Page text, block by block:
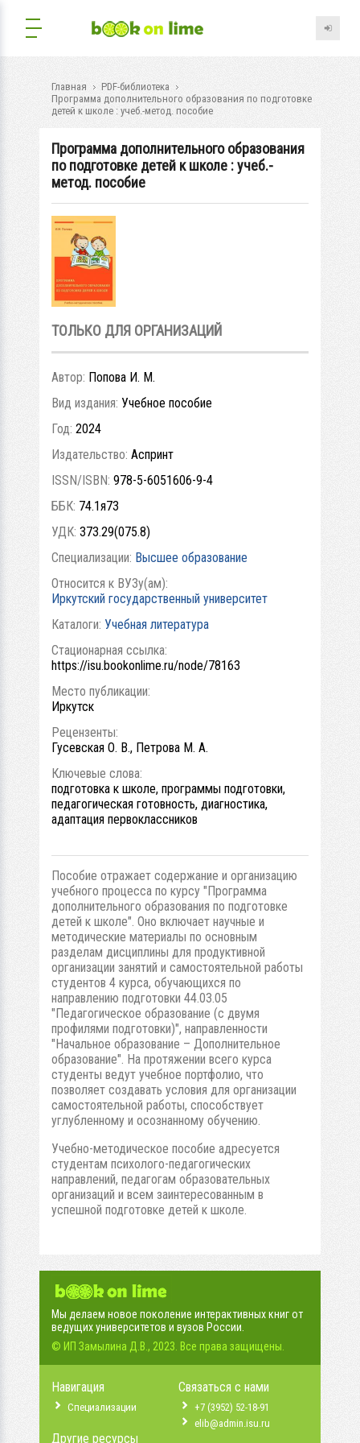
Главная
PDF-библиотека
Программа дополнительного образования по подготовке
детей к школе : учеб.-метод. пособие
Программа дополнительного образования
по подготовке детей к школе : учеб.-
метод. пособие
ТОЛЬКО ДЛЯ ОРГАНИЗАЦИЙ
Автор: Попова И. М.
Вид издания: Учебное пособие
Год: 2024
Издательство: Аспринт
ISSN/ISBN: 978-5-6051606-9-4
ББК: 74.1я73
УДК: 373.29(075.8)
Специализации: Высшее образование
Относится к ВУЗу(ам):
Иркутский государственный университет
Каталоги: Учебная литература
Стационарная ссылка:
https://isu.bookonlime.ru/node/78163
Место публикации:
Иркутск
Рецензенты:
Гусевская О. В., Петрова М. А.
Ключевые слова:
подготовка к школе, программы подготовки,
педагогическая готовность, диагностика,
адаптация первоклассников
Пособие отражает содержание и организацию
учебного процесса по курсу "Программа
дополнительного образования по подготовке
детей к школе". Оно включает научные и
методические материалы по основным
разделам дисциплины для продуктивной
организации занятий и самостоятельной работы
студентов 4 курса, обучающихся по
направлению подготовки 44.03.05
"Педагогическое образование (с двумя
профилями подготовки)", направленности
"Начальное образование – Дополнительное
образование". На протяжении всего курса
студенты ведут учебное портфолио, что
позволяет создавать условия для организации
самостоятельной работы, способствует
углубленному и осознанному обучению.
Учебно-методическое пособие адресуется
студентам психолого-педагогических
направлений, педагогам образовательных
организаций и всем заинтересованным в
успешной подготовке детей к школе.
Мы делаем новое поколение интерактивных книг от
ведущих университетов и вузов России.
© ИП Замылина Д.В., 2023. Все права защищены.
Навигация
Специализации
Другие ресурсы
Связаться с нами
+7 (3952) 52-18-91
elib@admin.isu.ru